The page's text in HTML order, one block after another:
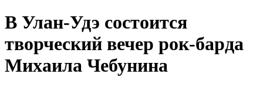
В Улан-Удэ состоится
творческий вечер рок-барда
Михаила Чебунина